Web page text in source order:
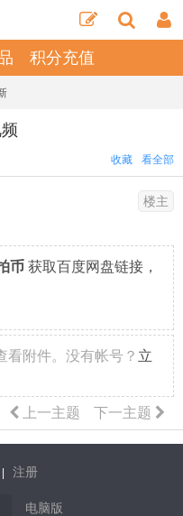
积分充值
看全部
收藏
楼主
币 获取百度网盘链接，
看附件。没有帐号？ 立
下一主题
上一主题
注册
电脑版